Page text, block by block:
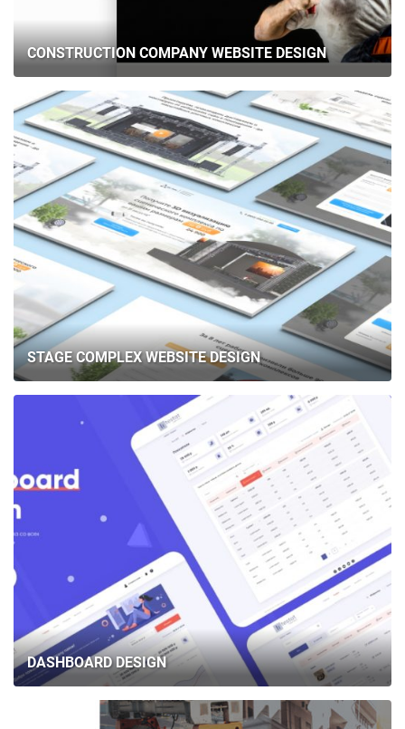
CONSTRUCTION COMPANY WEBSITE DESIGN
STAGE COMPLEX WEBSITE DESIGN
DASHBOARD DESIGN